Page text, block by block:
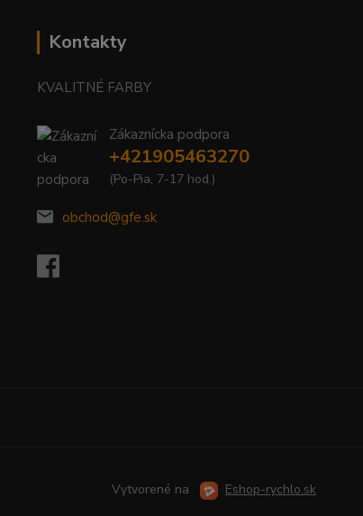
Kontakty
KVALITNÉ FARBY
Zákaznícka podpora
+421905463270
(Po-Pia, 7-17 hod.)
obchod@gfe.sk
Vytvorené na Eshop-rychlo.sk